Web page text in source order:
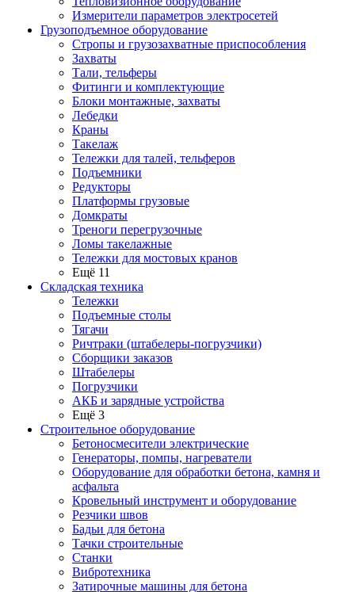
Измерители параметров электросетей
Грузоподъемное оборудование
Стропы и грузозахватные приспособления
Захваты
Тали, тельферы
Фитинги и комплектующие
Блоки монтажные, захваты
Лебедки
Краны
Такелаж
Тележки для талей, тельферов
Подъемники
Редукторы
Платформы грузовые
Домкраты
Треноги перегрузочные
Ломы такелажные
Тележки для мостовых кранов
Ещё 11
Складская техника
Тележки
Подъемные столы
Тягачи
Ричтраки (штабелеры-погрузчики)
Сборщики заказов
Штабелеры
Погрузчики
АКБ и зарядные устройства
Ещё 3
Строительное оборудование
Бетоносмесители электрические
Генераторы, помпы, нагреватели
Оборудование для обработки бетона, камня и
асфальта
Кровельный инструмент и оборудование
Резчики швов
Бадьи для бетона
Тачки строительные
Станки
Вибротехника
Затирочные машины для бетона